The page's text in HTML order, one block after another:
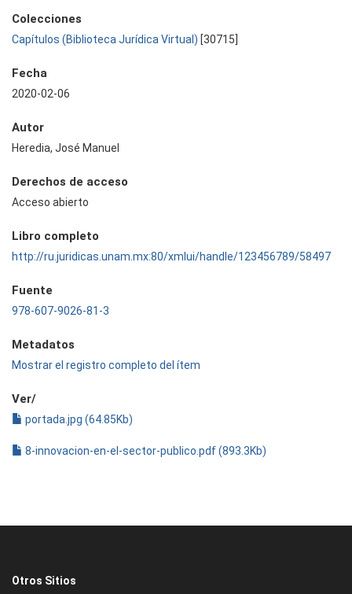
Colecciones
Capítulos (Biblioteca Jurídica Virtual) [30715]
Fecha
2020-02-06
Autor
Heredia, José Manuel
Derechos de acceso
Acceso abierto
Libro completo
http://ru.juridicas.unam.mx:80/xmlui/handle/123456789/58497
Fuente
978-607-9026-81-3
Metadatos
Mostrar el registro completo del ítem
Ver/
portada.jpg (64.85Kb)
8-innovacion-en-el-sector-publico.pdf (893.3Kb)
Otros Sitios